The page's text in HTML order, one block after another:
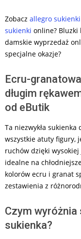
Zobacz allegro sukienki
sukienki online? Bluzki
damskie wyprzedaż
specjalne okazje?
Ecru-
długim
od eButik
Ta niezwykła
wszystkie atuty figury,
ruchów dzięki wysokiej
idealne na
kolorów ecru i granat
zestawienia z
Czym
sukienka?